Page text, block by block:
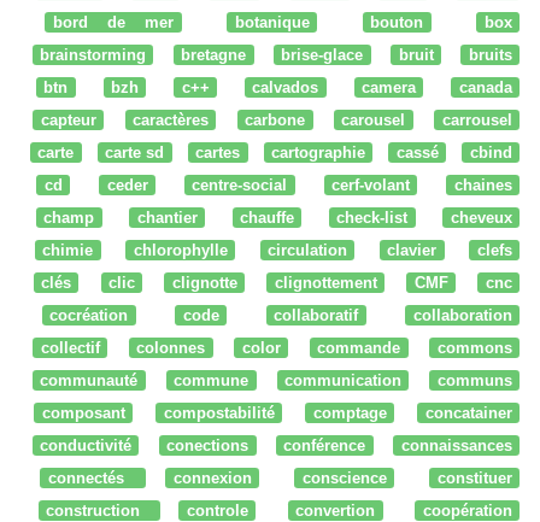
bord de mer
botanique bouton
box
brainstorming
bretagne brise-glace bruit
bruits
btn
bzh c++ calvados camera
canada
capteur
caractères carbone carousel
carrousel
carte
carte sd cartes cartographie cassé
cbind
cd
ceder centre-social cerf-volant
chaines
champ
chantier chauffe check-list
cheveux
chimie
chlorophylle circulation clavier
clefs
clés
clic clignotte clignottement CMF
cnc
cocréation
code collaboratif
collaboration
collectif
colonnes color commande
commons
communauté
commune communication
communs
composant
compostabilité comptage
concatainer
conductivité
conections conférence
connaissances
connectés
connexion conscience
constituer
construction
controle convertion
coopération